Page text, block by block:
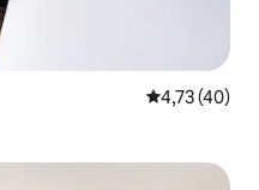
4,73 de uma
4,73 (40)